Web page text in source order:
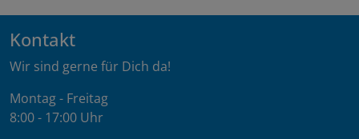
Kontakt
Wir sind gerne für Dich da!
Montag - Freitag
8:00 - 17:00 Uhr